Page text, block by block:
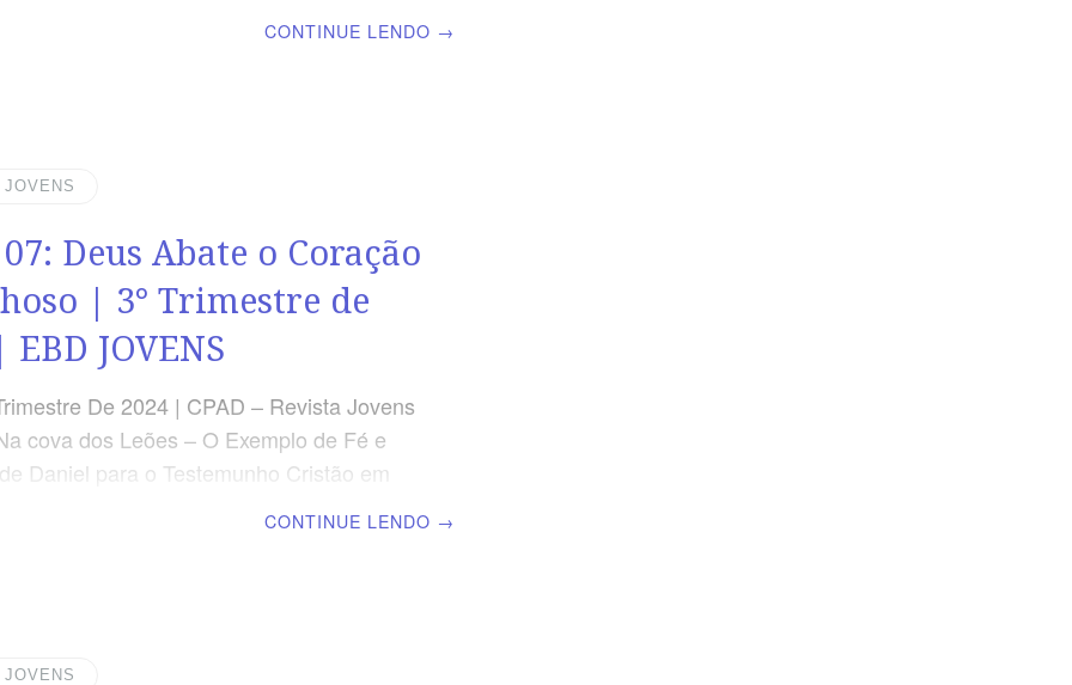
medos e aos persas.” (Dn 5.26-28)
mas o seu fim é
CONTINUE LENDO →
JOVENS
Deus Abate o Coração
| 3° Trimestre de
JOVENS
De 2024 | CPAD – Revista Jovens
cova dos Leões – O Exemplo de Fé e
Daniel para o Testemunho Cristão em
aos que andam na soberba. ” (Dn
CONTINUE LENDO →
JOVENS